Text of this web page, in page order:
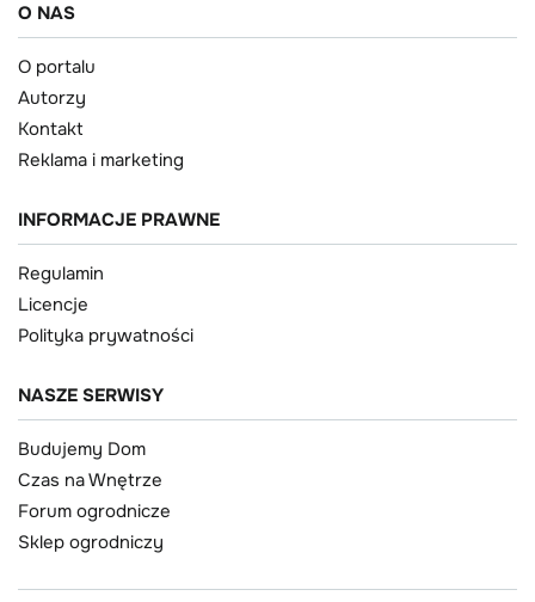
O NAS
O portalu
Autorzy
Kontakt
Reklama i marketing
INFORMACJE PRAWNE
Regulamin
Licencje
Polityka prywatności
NASZE SERWISY
Budujemy Dom
Czas na Wnętrze
Forum ogrodnicze
Sklep ogrodniczy